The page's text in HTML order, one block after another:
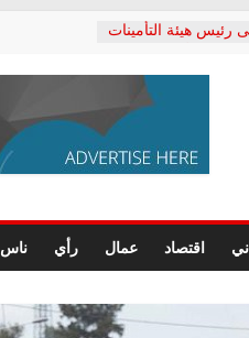
رئيس هيئة التأمينات
ونطالب بكشف
القطاع الصحي إلى
يطلق لجنة “الحق
النهائية للقرار
وانتهاء أعمال
محمد زهران.. ويؤكد:
اقتصاد عمال رأي